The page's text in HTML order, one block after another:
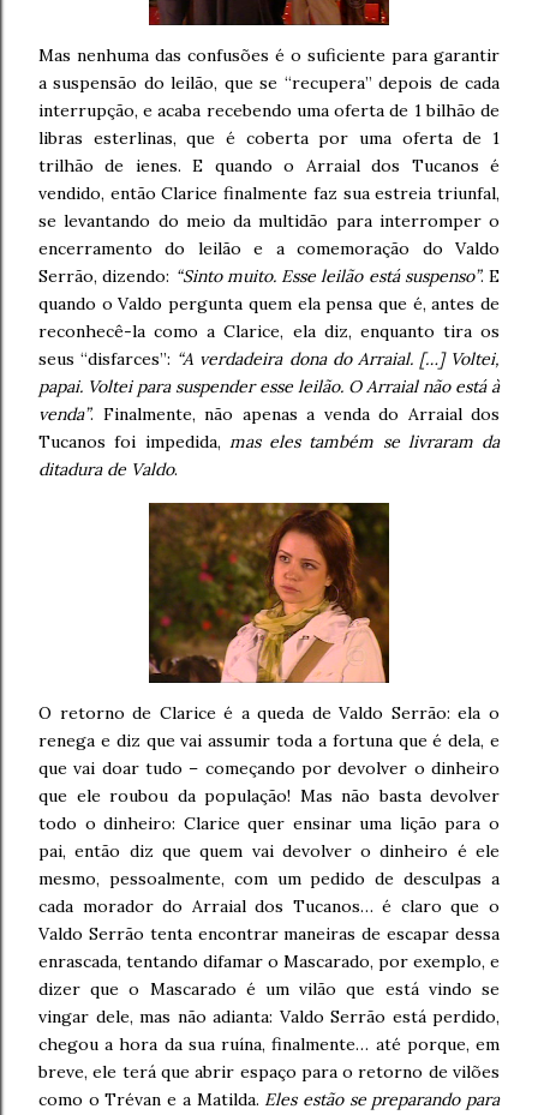
Mas nenhuma das confusões é o suficiente para garantir
a suspensão do leilão, que se “recupera” depois de cada
interrupção, e acaba recebendo uma oferta de 1 bilhão de
libras esterlinas, que é coberta por uma oferta de 1
trilhão de ienes. E quando o Arraial dos Tucanos é
vendido, então Clarice finalmente faz sua estreia triunfal,
se levantando do meio da multidão para interromper o
encerramento do leilão e a comemoração do Valdo
Serrão, dizendo: “Sinto muito. Esse leilão está suspenso”. E
quando o Valdo pergunta quem ela pensa que é, antes de
reconhecê-la como a Clarice, ela diz, enquanto tira os
seus “disfarces”: “A verdadeira dona do Arraial. […] Voltei,
papai. Voltei para suspender esse leilão. O Arraial não está à
venda”. Finalmente, não apenas a venda do Arraial dos
Tucanos foi impedida, mas eles também se livraram da
ditadura de Valdo.
O retorno de Clarice é a queda de Valdo Serrão: ela o
renega e diz que vai assumir toda a fortuna que é dela, e
que vai doar tudo – começando por devolver o dinheiro
que ele roubou da população! Mas não basta devolver
todo o dinheiro: Clarice quer ensinar uma lição para o
pai, então diz que quem vai devolver o dinheiro é ele
mesmo, pessoalmente, com um pedido de desculpas a
cada morador do Arraial dos Tucanos… é claro que o
Valdo Serrão tenta encontrar maneiras de escapar dessa
enrascada, tentando difamar o Mascarado, por exemplo, e
dizer que o Mascarado é um vilão que está vindo se
vingar dele, mas não adianta: Valdo Serrão está perdido,
chegou a hora da sua ruína, finalmente… até porque, em
breve, ele terá que abrir espaço para o retorno de vilões
como o Trévan e a Matilda. Eles estão se preparando para